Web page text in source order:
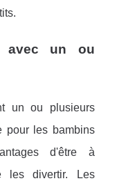
avec un ou
un ou plusieurs
pour les bambins
d'être à
les divertir. Les